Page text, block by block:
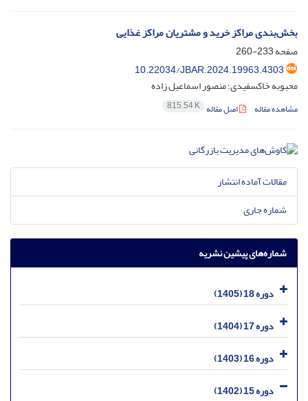
بخش‌بندی مراکز خرید و مشتریان مراکز غذایی
صفحه233-260
10.22034/JBAR.2024.19963.4303
محبوبه خاکسفیدی؛ منصور اسماعیل زاده
مشاهده مقاله اصل مقاله 815.54 K
مقالات آماده انتشار
شماره جاری
شماره‌های پیشین نشریه
دوره 18 (1405)
دوره 17 (1404)
دوره 16 (1403)
دوره 15 (1402)